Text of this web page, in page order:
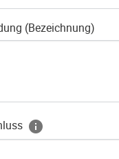
(Bezeichnung)